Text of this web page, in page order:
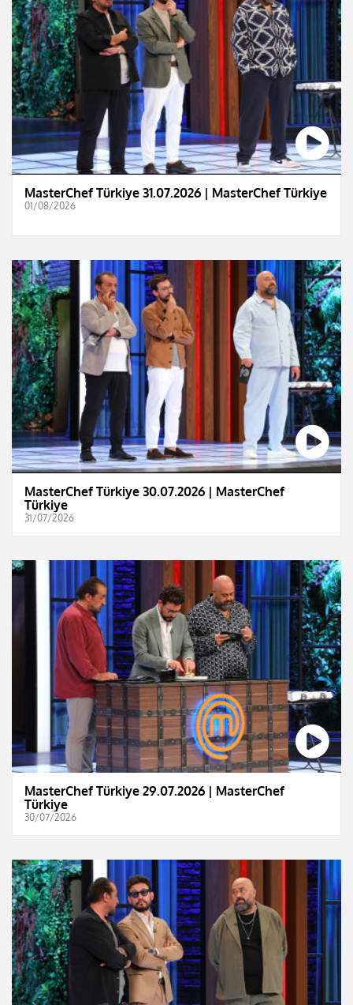
MasterChef Türkiye 31.07.2026 | MasterChef Türkiye
01/08/2026
MasterChef Türkiye 30.07.2026 | MasterChef
Türkiye
31/07/2026
MasterChef Türkiye 29.07.2026 | MasterChef
Türkiye
30/07/2026